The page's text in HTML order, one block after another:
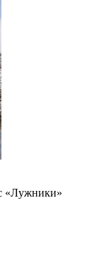
«Лужники»